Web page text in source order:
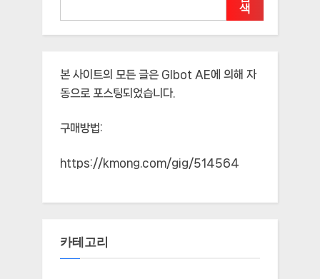
색
본 사이트의 모든 글은 Glbot AE에 의해 자
동으로 포스팅되었습니다.
구매방법:
https://kmong.com/gig/514564
카테고리